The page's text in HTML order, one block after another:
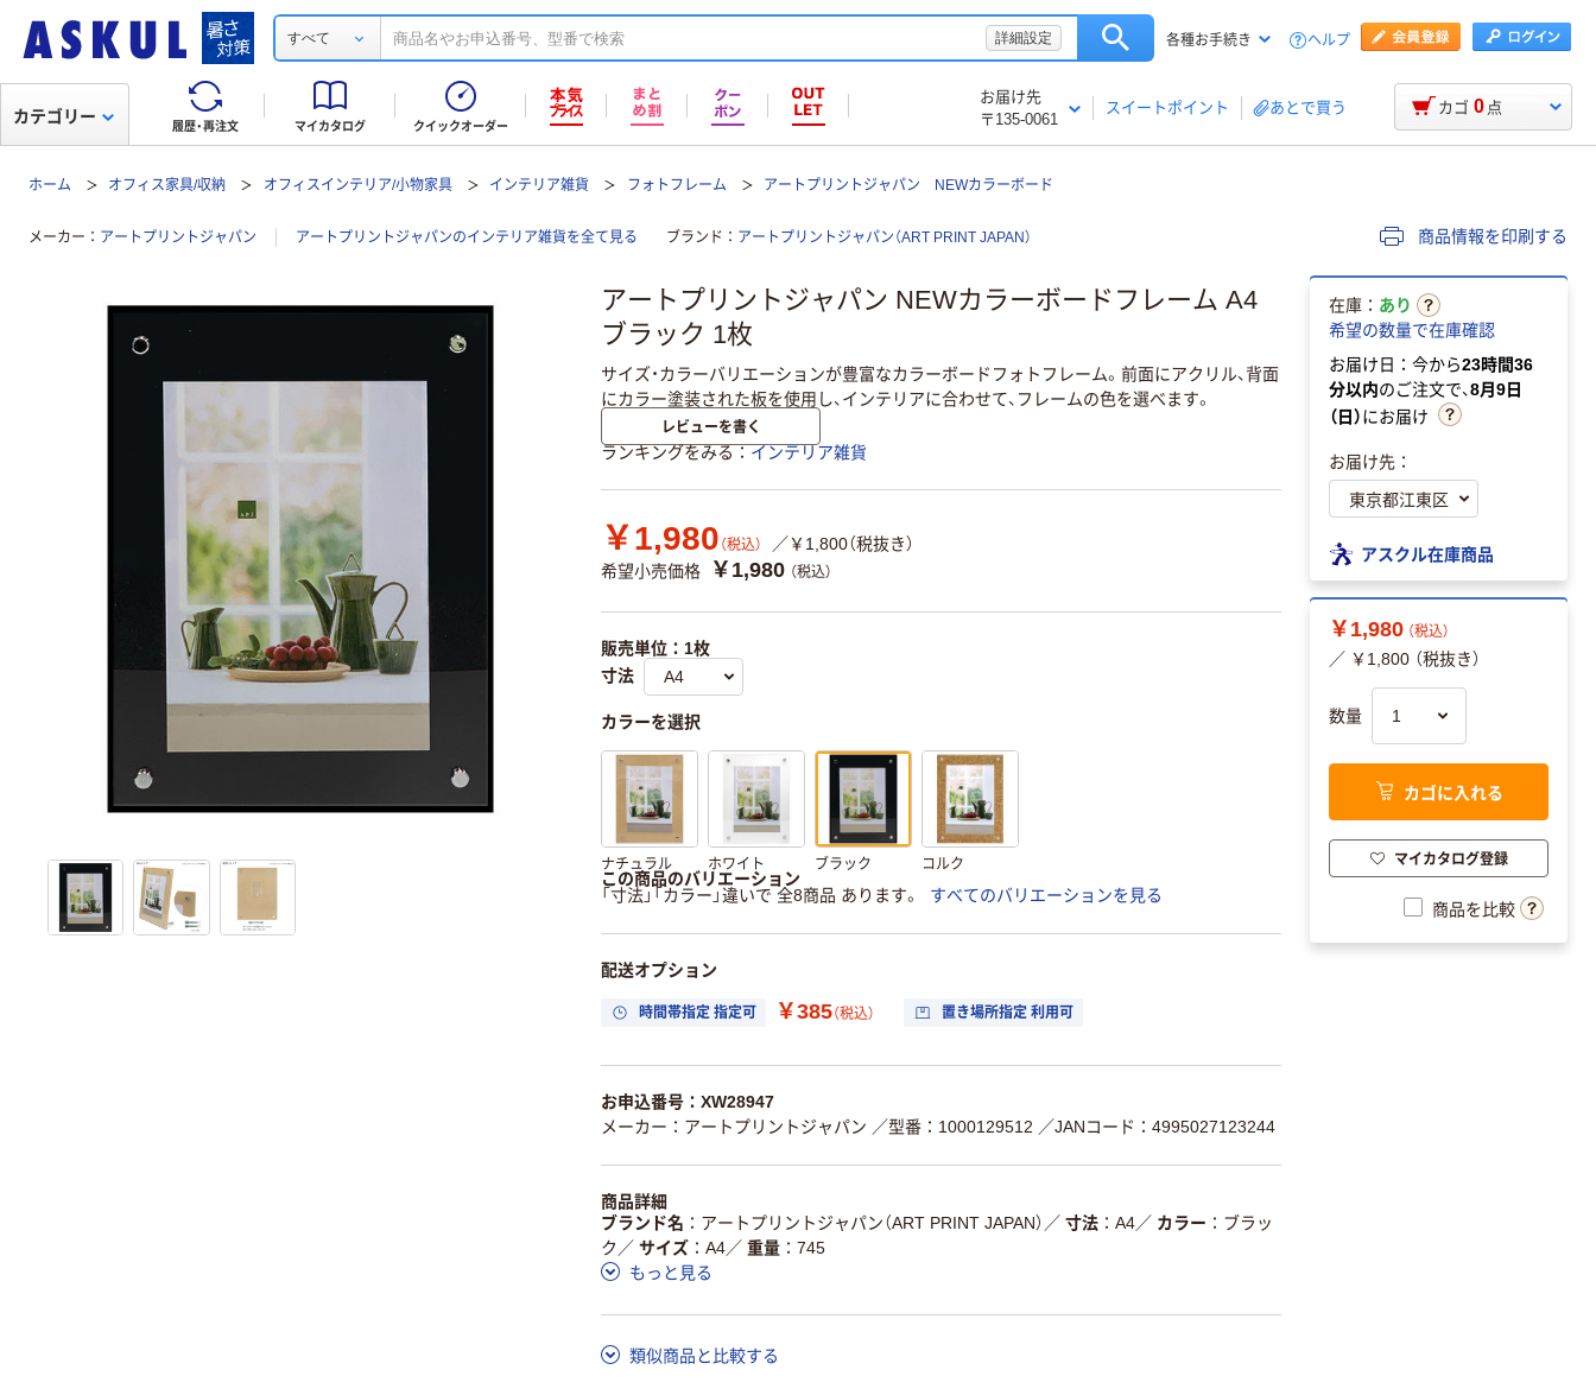
すべて 詳細設定 各種お手続き ヘルプ
履歴・再注文 マイカタログ クイックオーダー
お届け先
〒135-0061
スイートポイント あとで買う
カテゴリー カゴ 0 点
ホーム オフィス家具/収納 オフィスインテリア/小物家具 インテリア雑貨 フォトフレーム アートプリントジャパン NEWカラーボード
メーカー アートプリントジャパン アートプリントジャパンのインテリア雑貨を全て見る ブランド アートプリントジャパン（ART PRINT JAPAN） 商品情報を印刷する
アートプリントジャパン NEWカラーボードフレーム A4
ブラック 1枚
サイズ・カラーバリエーションが豊富なカラーボードフォトフレーム。前面にアクリル、背面
にカラー塗装された板を使用し、インテリアに合わせて、フレームの色を選べます。
レビューを書く
ランキングをみる インテリア雑貨
￥1,980 （税込）
／￥1,800（税抜き）
希望小売価格
￥1,980 （税込）
販売単位：1枚
寸法
カラーを選択
ナチュラル ホワイト ブラック コルク
この商品のバリエーション
「寸法」「カラー」違いで 全8商品 あります。
すべてのバリエーションを見る
配送オプション
時間帯指定 指定可 ￥385（税込） 置き場所指定 利用可
お申込番号：XW28947
メーカー：アートプリントジャパン ／型番：1000129512 ／JANコード：4995027123244
商品詳細
ブランド名
アートプリントジャパン（ART PRINT JAPAN） ／ 寸法 A4／ カラー
ブラッ
ク ／ サイズ A4／ 重量
745
もっと見る
類似商品と比較する
在庫： あり
希望の数量で在庫確認
お届け日：今から23時間36
分以内のご注文で、8月9日
（日）にお届け
お届け先：
アスクル在庫商品
￥1,980 （税込）
／ ￥1,800 （税抜き）
数量
カゴに入れる
マイカタログ登録
商品を比較